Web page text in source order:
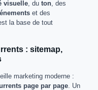
visuelle , du ton , des
et des
la base de tout
: sitemap,
marketing moderne :
page par page . Un